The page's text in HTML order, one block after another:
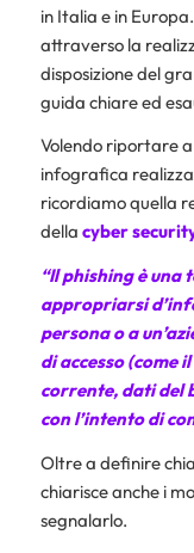
in Italia e in
attraverso la
disposizione del
guida chiare ed
Volendo riportare
infografica
ricordiamo quella
della cyber
“Il phishing è una
appropriarsi
persona o a
di accesso (come
corrente, dati del
con l’intento di
Oltre a definire
chiarisce anche i
segnalarlo.